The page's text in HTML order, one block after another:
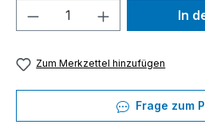
Produkt Anzahl: Gib
In
Zum Merkzettel hinzufügen
Frage zum